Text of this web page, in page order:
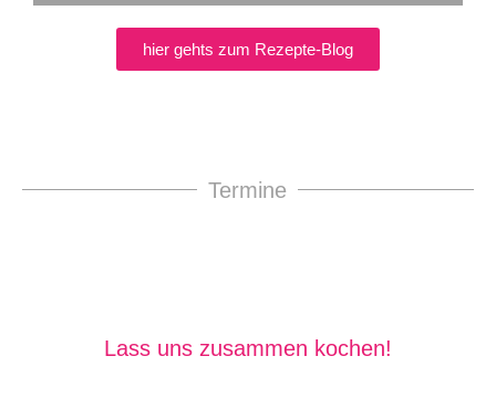
hier gehts zum Rezepte-Blog
Termine
Lass uns zusammen kochen!